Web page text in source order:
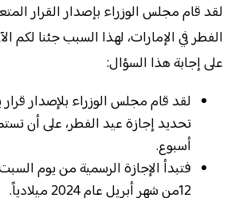
لقد قام مجلس الوزراء بإصدار القرار
الفطر في الإمارات، لهذا السبب جئنا لكم
على إجابة هذا السؤال:
لقد قام مجلس الوزراء بلإصدار
تحديد إجازة عيد الفطر، على أن
أسبوع.
فتبدأ الإجازة الرسمية من يوم
12من شهر أبريل عام 2024 ميلادياً.